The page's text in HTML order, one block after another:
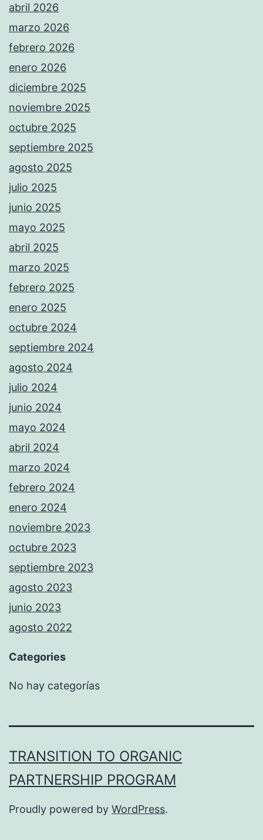
abril 2026
marzo 2026
febrero 2026
enero 2026
diciembre 2025
noviembre 2025
octubre 2025
septiembre 2025
agosto 2025
julio 2025
junio 2025
mayo 2025
abril 2025
marzo 2025
febrero 2025
enero 2025
octubre 2024
septiembre 2024
agosto 2024
julio 2024
junio 2024
mayo 2024
abril 2024
marzo 2024
febrero 2024
enero 2024
noviembre 2023
octubre 2023
septiembre 2023
agosto 2023
junio 2023
agosto 2022
Categories
No hay categorías
TRANSITION TO ORGANIC
PARTNERSHIP PROGRAM
Proudly powered by WordPress.